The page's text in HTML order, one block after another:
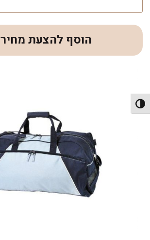
הפעל/כבה ניגודיות גבוהה
הוסף להצעת מחיר >